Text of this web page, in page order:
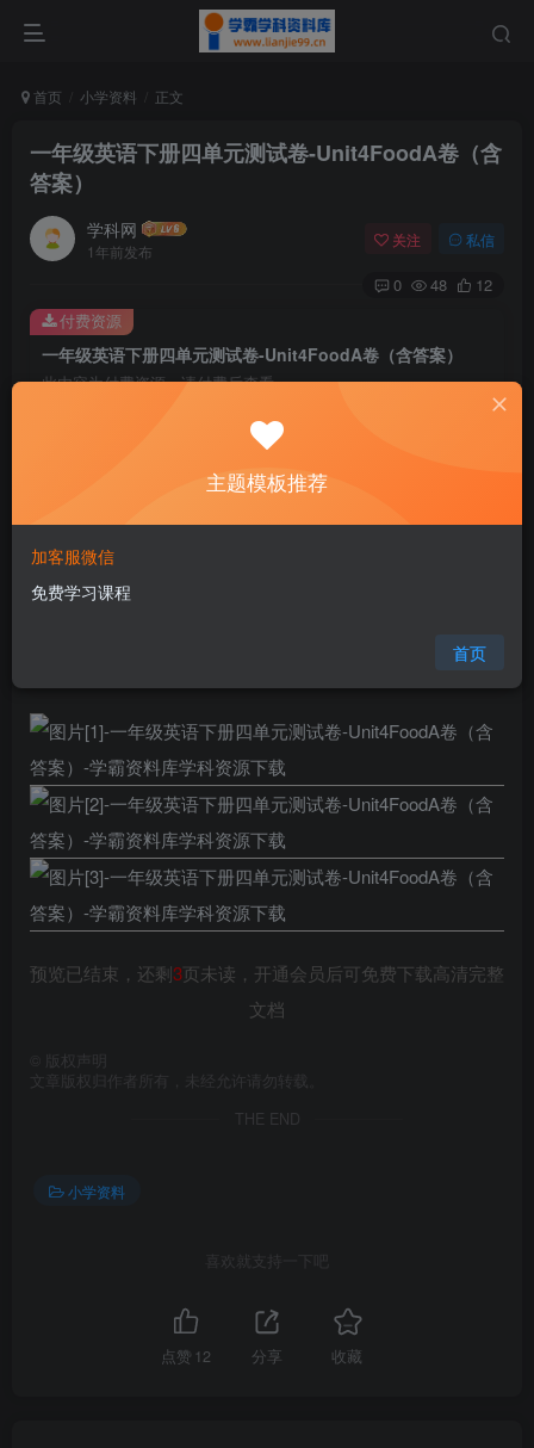
首页 小学资料 正文
一年级英语下册四单元测试卷-Unit4FoodA卷（含
答案）
学科网
1年前发布
关注 私信
0 48 12
一年级英语下册四单元测试卷-Unit4FoodA卷（含答案）
此内容为付费资源，请付费后查看
9.9
免费
暂时无法购买，请与站长联系
860.63 KB
付费资源
预览已结束，还剩3页未读，开通会员后可免费下载高清完整
文档
版权声明
文章版权归作者所有，未经允许请勿转载。
THE END
小学资料
喜欢就支持一下吧
点赞 12 分享 收藏
主题模板推荐
加客服微信
免费学习课程
首页